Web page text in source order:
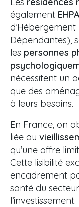
également
Dépendantes),
les personnes
nécessitent un
que des
à leurs besoins.
En France, on
liée au
qu’une offre
Cette lisibilité
encadrement
santé du
l’investissement.